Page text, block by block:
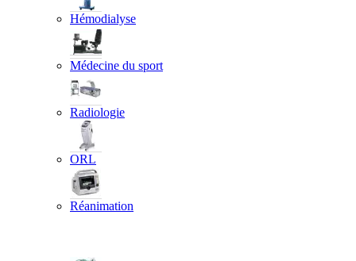
Hémodialyse
Médecine du sport
Radiologie
ORL
Réanimation